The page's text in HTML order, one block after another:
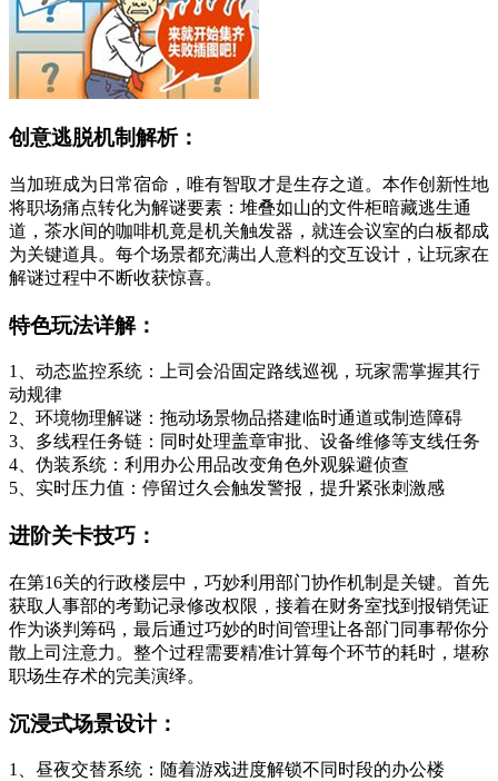
创意逃脱机制解析：
当加班成为日常宿命，唯有智取才是生存之道。本作创新性地
将职场痛点转化为解谜要素：堆叠如山的文件柜暗藏逃生通
道，茶水间的咖啡机竟是机关触发器，就连会议室的白板都成
为关键道具。每个场景都充满出人意料的交互设计，让玩家在
解谜过程中不断收获惊喜。
特色玩法详解：
1、动态监控系统：上司会沿固定路线巡视，玩家需掌握其行
动规律
2、环境物理解谜：拖动场景物品搭建临时通道或制造障碍
3、多线程任务链：同时处理盖章审批、设备维修等支线任务
4、伪装系统：利用办公用品改变角色外观躲避侦查
5、实时压力值：停留过久会触发警报，提升紧张刺激感
进阶关卡技巧：
在第16关的行政楼层中，巧妙利用部门协作机制是关键。首先
获取人事部的考勤记录修改权限，接着在财务室找到报销凭证
作为谈判筹码，最后通过巧妙的时间管理让各部门同事帮你分
散上司注意力。整个过程需要精准计算每个环节的耗时，堪称
职场生存术的完美演绎。
沉浸式场景设计：
1、昼夜交替系统：随着游戏进度解锁不同时段的办公楼